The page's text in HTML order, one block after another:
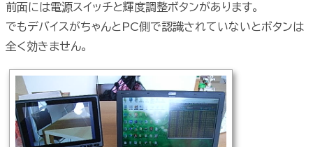
前面には電源スイッチと輝度調整ボタンがあります。
でもデバイスがちゃんとPC側で認識されていないとボタンは
全く効きません。